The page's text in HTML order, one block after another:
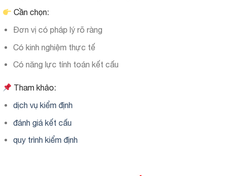
Cần chọn:
Đơn vị có pháp lý rõ ràng
Có kinh nghiệm thực tế
Có năng lực tính toán kết cấu
Tham khảo:
dịch vụ kiểm định
đánh giá kết cấu
quy trình kiểm định